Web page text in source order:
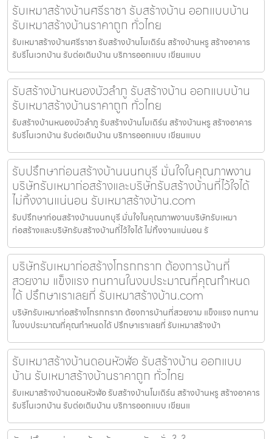
รับเหมาสร้างบ้านศรีราชา รับสร้างบ้าน ออกแบบบ้าน
รับเหมาสร้างบ้านราคาถูก ทั่วไทย
รับเหมาสร้างบ้านศรีราชา รับสร้างบ้านโมเดิร์น สร้างบ้านหรู สร้างอาคาร
รับรีโนเวทบ้าน รับต่อเติมบ้าน บริการออกแบบ เขียนแบบ
รับสร้างบ้านหนองบัวลำภู รับสร้างบ้าน ออกแบบบ้าน
รับเหมาสร้างบ้านราคาถูก ทั่วไทย
รับสร้างบ้านหนองบัวลำภู รับสร้างบ้านโมเดิร์น สร้างบ้านหรู สร้างอาคาร
รับรีโนเวทบ้าน รับต่อเติมบ้าน บริการออกแบบ เขียนแบบ
รับปรึกษาก่อนสร้างบ้านนนทบุรี มั่นใจในคุณภาพงาน
บริษัทรับเหมาก่อสร้างและบริษัทรับสร้างบ้านที่ไว้ใจได้
ไม่ทิ้งงานแน่นอน รับเหมาสร้างบ้าน.com
รับปรึกษาก่อนสร้างบ้านนนทบุรี มั่นใจในคุณภาพงานบริษัทรับเหมา
ก่อสร้างและบริษัทรับสร้างบ้านที่ไว้ใจได้ ไม่ทิ้งงานแน่นอน รั
บริษัทรับเหมาก่อสร้างโกรกกราก ต้องการบ้านที่
สวยงาม แข็งแรง ทนทานในงบประมาณที่คุณกำหนด
ได้ ปรึกษาเราเลยที่ รับเหมาสร้างบ้าน.com
บริษัทรับเหมาก่อสร้างโกรกกราก ต้องการบ้านที่สวยงาม แข็งแรง ทนทาน
ในงบประมาณที่คุณกำหนดได้ ปรึกษาเราเลยที่ รับเหมาสร้างบ้า
รับเหมาสร้างบ้านดอนหัวฬ่อ รับสร้างบ้าน ออกแบบ
บ้าน รับเหมาสร้างบ้านราคาถูก ทั่วไทย
รับเหมาสร้างบ้านดอนหัวฬ่อ รับสร้างบ้านโมเดิร์น สร้างบ้านหรู สร้างอาคาร
รับรีโนเวทบ้าน รับต่อเติมบ้าน บริการออกแบบ เขียนแ